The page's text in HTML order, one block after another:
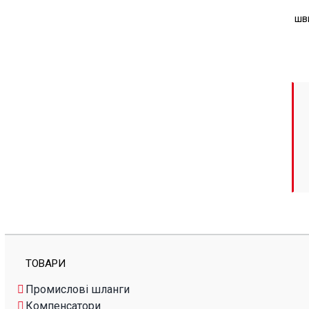
ТОВАРИ
Промислові шланги
Компенсатори